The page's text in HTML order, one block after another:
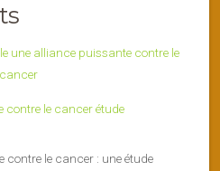
contre le cancer étude
contre le cancer : une étude